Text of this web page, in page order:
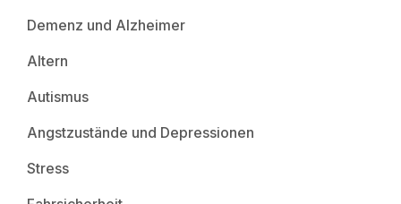
Demenz und Alzheimer
Altern
Autismus
Angstzustände und Depressionen
Stress